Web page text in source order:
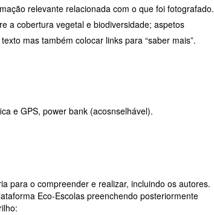
relevante relacionada com o que foi fotografado.
a cobertura vegetal e biodiversidade; aspetos
mas também colocar links para “saber mais”.
e GPS, power bank (acosnselhável).
para o compreender e realizar, incluindo os autores.
Eco-Escolaspreenchendo posteriormente